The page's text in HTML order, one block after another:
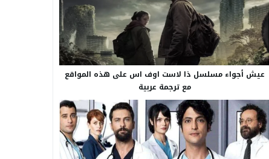
عيش أجواء مسلسل ذا لاست اوف اس على هذه المواقع
مع ترجمة عربية